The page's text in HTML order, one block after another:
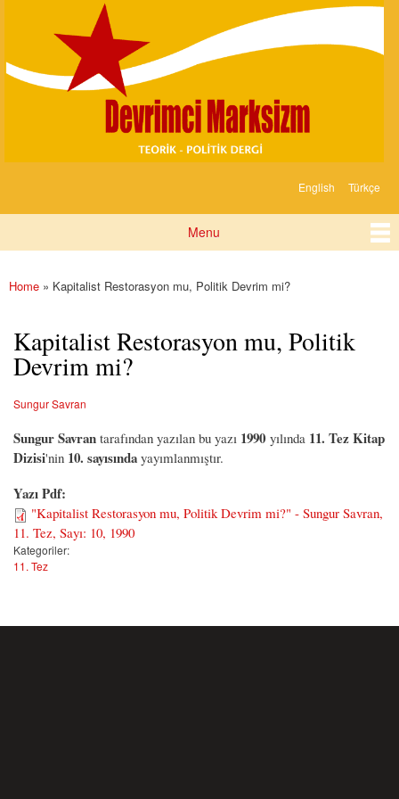
content
Marksizm
English Türkçe
Menu
You are here
Home » Kapitalist Restorasyon mu, Politik Devrim mi?
Kapitalist Restorasyon mu, Politik
Devrim mi?
Sungur Savran
Sungur Savran tarafından yazılan bu yazı 1990 yılında 11. Tez Kitap
Dizisi'nin 10. sayısında yayımlanmıştır.
Yazı Pdf:
"Kapitalist Restorasyon mu, Politik Devrim mi?" - Sungur Savran,
11. Tez, Sayı: 10, 1990
Kategoriler:
11. Tez